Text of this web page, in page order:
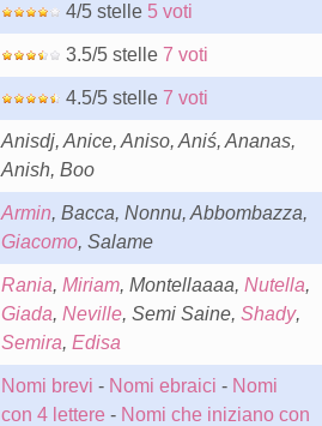
4/5 stelle 5 voti
3.5/5 stelle 7 voti
4.5/5 stelle 7 voti
Anisdj, Anice, Aniso, Aniś, Ananas,
Anish, Boo
Armin, Bacca, Nonnu, Abbombazza,
Giacomo, Salame
Rania, Miriam, Montellaaaa, Nutella,
Giada, Neville, Semi Saine, Shady,
Semira, Edisa
Nomi brevi - Nomi ebraici - Nomi
con 4 lettere - Nomi che iniziano con